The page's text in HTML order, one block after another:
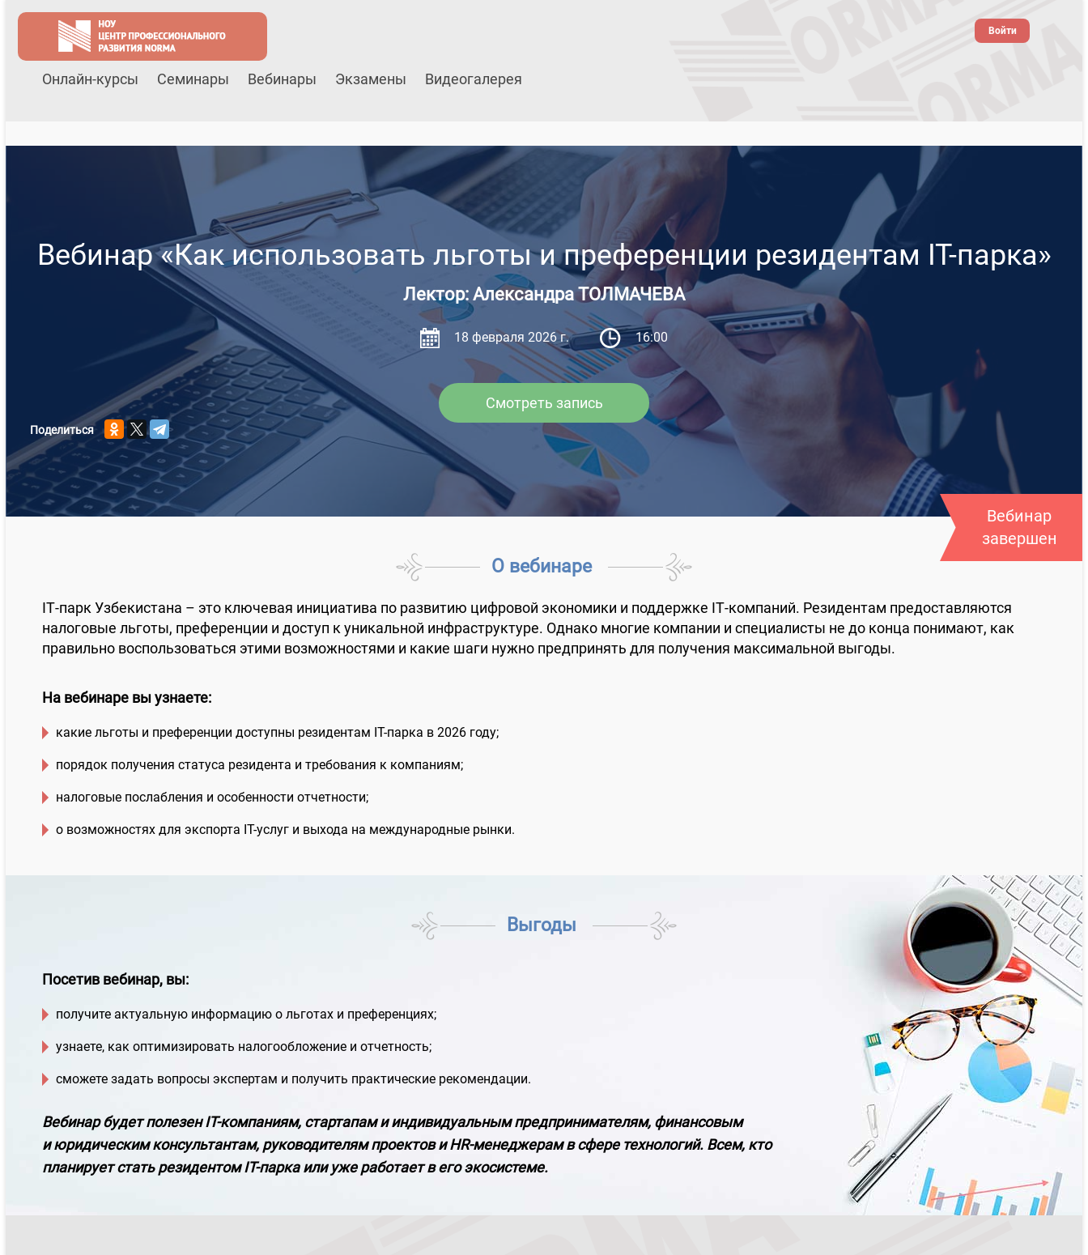
Онлайн-курсы Семинары Вебинары Экзамены Видеогалерея
Войти
Вебинар «Как использовать льготы и преференции резидентам IT-парка»
Лектор: Александра ТОЛМАЧЕВА
18 февраля 2026 г. 16:00
Смотреть запись
Вебинар
завершен
Поделиться
О вебинаре
IT‑парк Узбекистана – это ключевая инициатива по развитию цифровой экономики и поддержке IT‑компаний. Резидентам предоставляются
налоговые льготы, преференции и доступ к уникальной инфраструктуре. Однако многие компании и специалисты не до конца понимают, как
правильно воспользоваться этими возможностями и какие шаги нужно предпринять для получения максимальной выгоды.
На вебинаре вы узнаете:
какие льготы и преференции доступны резидентам IT-парка в 2026 году;
порядок получения статуса резидента и требования к компаниям;
налоговые послабления и особенности отчетности;
о возможностях для экспорта IT-услуг и выхода на международные рынки.
Выгоды
Посетив вебинар, вы:
получите актуальную информацию о льготах и преференциях;
узнаете, как оптимизировать налогообложение и отчетность;
сможете задать вопросы экспертам и получить практические рекомендации.
Вебинар будет полезен IT-компаниям, стартапам и индивидуальным предпринимателям, финансовым
и юридическим консультантам, руководителям проектов и HR-менеджерам в сфере технологий. Всем, кто
планирует стать резидентом IT-парка или уже работает в его экосистеме.